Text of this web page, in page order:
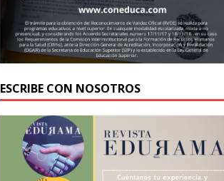
ESCRIBE CON NOSOTROS